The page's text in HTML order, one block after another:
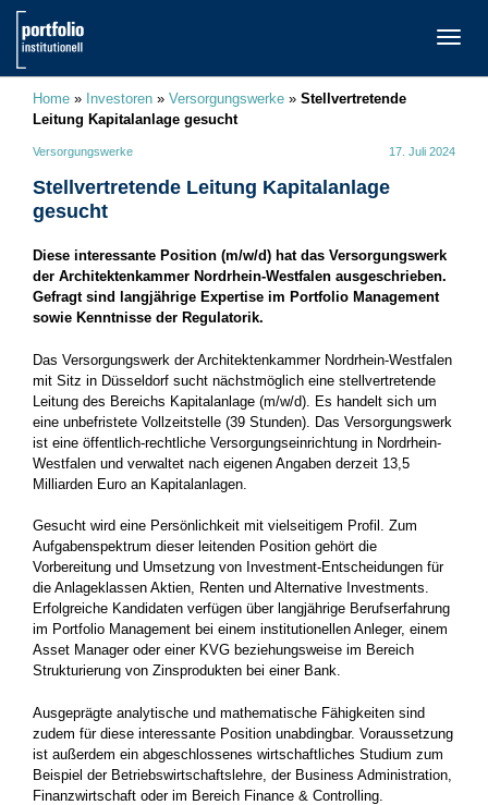
Home » Investoren » Versorgungswerke » Stellvertretende
Leitung Kapitalanlage gesucht
Versorgungswerke 17. Juli 2024
Stellvertretende Leitung Kapitalanlage
gesucht
Diese interessante Position (m/w/d) hat das Versorgungswerk
der Architektenkammer Nordrhein-Westfalen ausgeschrieben.
Gefragt sind langjährige Expertise im Portfolio Management
sowie Kenntnisse der Regulatorik.
Das Versorgungswerk der Architektenkammer Nordrhein-Westfalen
mit Sitz in Düsseldorf sucht nächstmöglich eine stellvertretende
Leitung des Bereichs Kapitalanlage (m/w/d). Es handelt sich um
eine unbefristete Vollzeitstelle (39 Stunden). Das Versorgungswerk
ist eine öffentlich-rechtliche Versorgungseinrichtung in Nordrhein-
Westfalen und verwaltet nach eigenen Angaben derzeit 13,5
Milliarden Euro an Kapitalanlagen.
Gesucht wird eine Persönlichkeit mit vielseitigem Profil. Zum
Aufgabenspektrum dieser leitenden Position gehört die
Vorbereitung und Umsetzung von Investment-Entscheidungen für
die Anlageklassen Aktien, Renten und Alternative Investments.
Erfolgreiche Kandidaten verfügen über langjährige Berufserfahrung
im Portfolio Management bei einem institutionellen Anleger, einem
Asset Manager oder einer KVG beziehungsweise im Bereich
Strukturierung von Zinsprodukten bei einer Bank.
Ausgeprägte analytische und mathematische Fähigkeiten sind
zudem für diese interessante Position unabdingbar. Voraussetzung
ist außerdem ein abgeschlossenes wirtschaftliches Studium zum
Beispiel der Betriebswirtschaftslehre, der Business Administration,
Finanzwirtschaft oder im Bereich Finance & Controlling.